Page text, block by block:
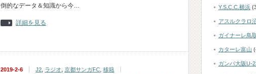
倒的なデータ＆知識から今…
詳細を見る
2019-2-6 J2 ラジオ 京都サンガFC 移籍
Y.S.C.C.横浜
アスルクラロ
ガイナーレ鳥
カターレ富山
ガンバ大阪U-